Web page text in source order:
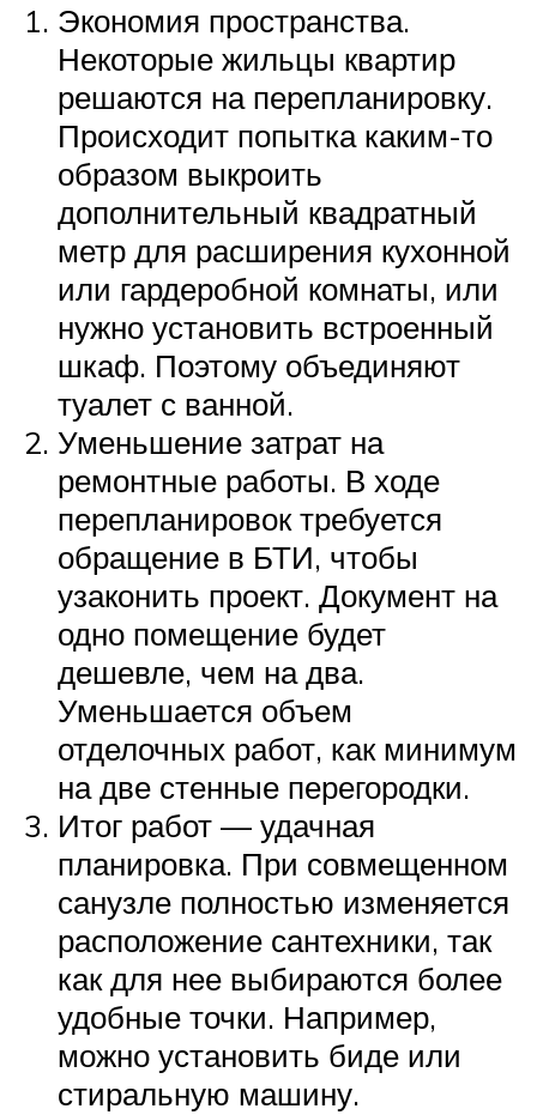
Экономия пространства.
Некоторые жильцы квартир
решаются на перепланировку.
Происходит попытка каким-то
образом выкроить
дополнительный квадратный
метр для расширения кухонной
или гардеробной комнаты, или
нужно установить встроенный
шкаф. Поэтому объединяют
туалет с ванной.
Уменьшение затрат на
ремонтные работы. В ходе
перепланировок требуется
обращение в БТИ, чтобы
узаконить проект. Документ на
одно помещение будет
дешевле, чем на два.
Уменьшается объем
отделочных работ, как минимум
на две стенные перегородки.
Итог работ — удачная
планировка. При совмещенном
санузле полностью изменяется
расположение сантехники, так
как для нее выбираются более
удобные точки. Например,
можно установить биде или
стиральную машину.